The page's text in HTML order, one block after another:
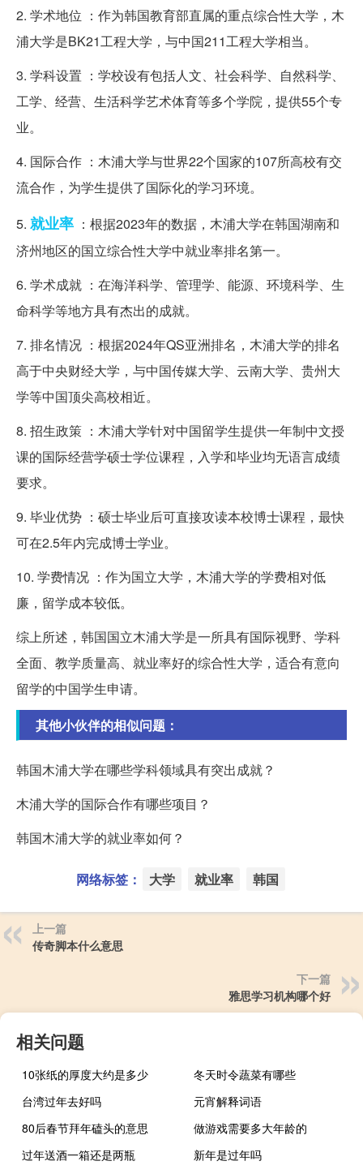
2. 学术地位 ：作为韩国教育部直属的重点综合性大学，木
浦大学是BK21工程大学，与中国211工程大学相当。
3. 学科设置 ：学校设有包括人文、社会科学、自然科学、
工学、经营、生活科学艺术体育等多个学院，提供55个专
业。
4. 国际合作 ：木浦大学与世界22个国家的107所高校有交
流合作，为学生提供了国际化的学习环境。
5. 就业率 ：根据2023年的数据，木浦大学在韩国湖南和
济州地区的国立综合性大学中就业率排名第一。
6. 学术成就 ：在海洋科学、管理学、能源、环境科学、生
命科学等地方具有杰出的成就。
7. 排名情况 ：根据2024年QS亚洲排名，木浦大学的排名
高于中央财经大学，与中国传媒大学、云南大学、贵州大
学等中国顶尖高校相近。
8. 招生政策 ：木浦大学针对中国留学生提供一年制中文授
课的国际经营学硕士学位课程，入学和毕业均无语言成绩
要求。
9. 毕业优势 ：硕士毕业后可直接攻读本校博士课程，最快
可在2.5年内完成博士学业。
10. 学费情况 ：作为国立大学，木浦大学的学费相对低
廉，留学成本较低。
综上所述，韩国国立木浦大学是一所具有国际视野、学科
全面、教学质量高、就业率好的综合性大学，适合有意向
留学的中国学生申请。
其他小伙伴的相似问题：
韩国木浦大学在哪些学科领域具有突出成就？
木浦大学的国际合作有哪些项目？
韩国木浦大学的就业率如何？
网络标签： 大学 就业率 韩国
上一篇
传奇脚本什么意思
下一篇
雅思学习机构哪个好
相关问题
10张纸的厚度大约是多少
冬天时令蔬菜有哪些
台湾过年去好吗
元宵解释词语
80后春节拜年磕头的意思
做游戏需要多大年龄的
过年送酒一箱还是两瓶
新年是过年吗